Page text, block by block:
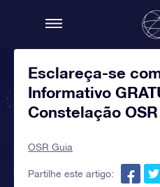
Esclareça-se
Informativo
Constelação OSR
OSR Guia
Partilhe este artigo: